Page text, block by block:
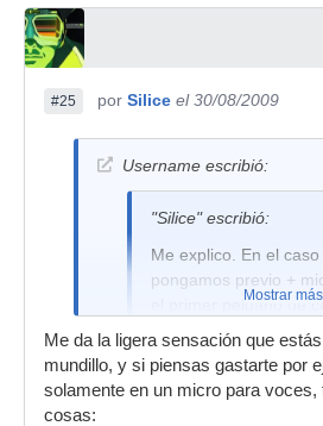
#25 por Silice el 30/08/2009
Username escribió:
"Silice" escribió:
Me explico. En el caso
pongamos previo +
el primer peldaño de
VTB con el sE 2200 o
decir algo) que te
300€. Para cuando
corto de calidad, el
Mostrar más
Me da la ligera sensación que
mundillo, y si piensas gastarte por
solamente en un micro para voces,
cosas: